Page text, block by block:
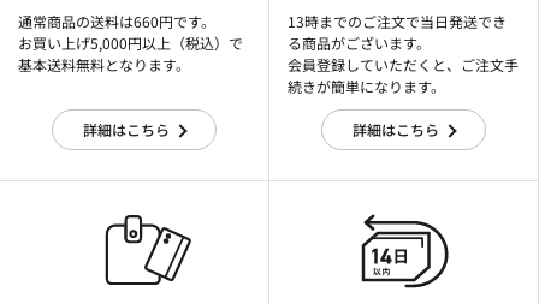
通常商品の送料は660円です。
お買い上げ5,000円以上（税込）で
基本送料無料となります。
詳細はこちら
13時までのご注文で当日発送でき
る商品がございます。
会員登録していただくと、ご注文手
続きが簡単になります。
詳細はこちら